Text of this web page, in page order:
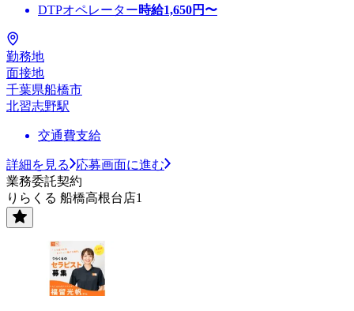
DTPオペレーター時給1,650円〜
勤務地
面接地
千葉県船橋市
北習志野駅
交通費支給
詳細を見る
応募画面に進む
業務委託契約
りらくる 船橋高根台店1